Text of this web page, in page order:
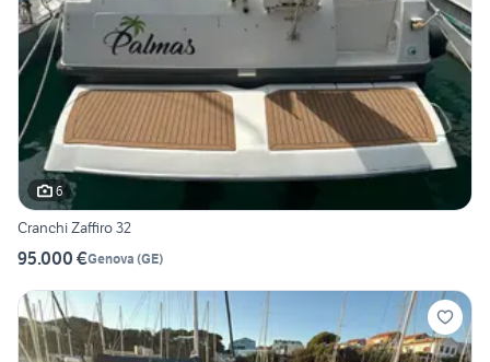
6
Cranchi Zaffiro 32
95.000 €Genova (GE)